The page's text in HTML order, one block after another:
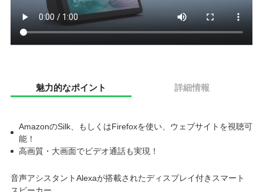
魅力的なポイント 詳細情報
AmazonのSilk、もしくはFirefoxを使い、ウェブサイトを視聴可
能！
高画質・大画面でビデオ通話も実現！
音声アシスタントAlexaが搭載されたディスプレイ付きスマート